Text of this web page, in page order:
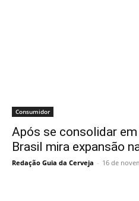
Consumidor
Após se consolidar em
Brasil mira expansão
Redação Guia da Cerveja - 16 de